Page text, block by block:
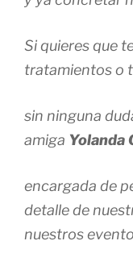
Si quieres que
tratamientos o
sin ninguna
amiga Yolanda
encargada de
detalle de
nuestros